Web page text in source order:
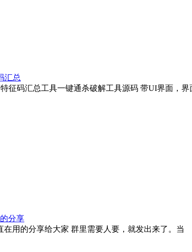
汇总
征码汇总工具一键通杀破解工具源码 带UI界面，界
分享
在用的分享给大家 群里需要人要，就发出来了。当